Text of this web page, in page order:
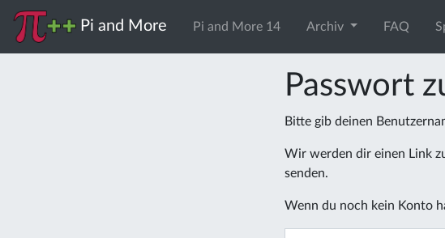
Pi and More Pi and More 14 Archiv FAQ
Passwort
Bitte gib deinen
Wir werden dir einen Link
senden.
Wenn du noch kein Konto